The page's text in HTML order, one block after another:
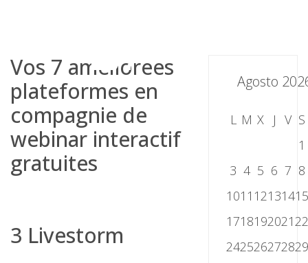
Vos 7 ameliorees
plateformes en
compagnie de
webinar interactif
gratuites
3 Livestorm
Agosto
L M X J V S
1
3 4 5 6 7 8
1011 121314
1718192021
2425262728